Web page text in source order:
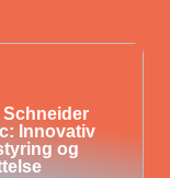
Schneider
Innovativ
og